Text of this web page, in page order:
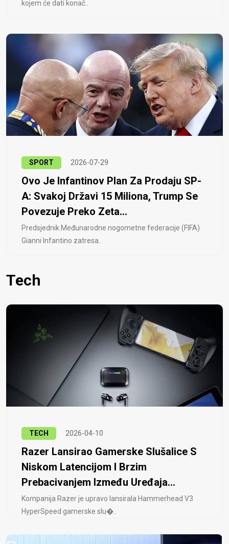
kojem će dati konač..
SPORT 2026-07-29
Ovo Je Infantinov Plan Za Prodaju SP-
A: Svakoj Državi 15 Miliona, Trump Se
Povezuje Preko Zeta...
Predsjednik Međunarodne nogometne federacije (FIFA)
Gianni Infantino zatresa..
Tech
TECH 2026-04-10
Razer Lansirao Gamerske Slušalice S
Niskom Latencijom I Brzim
Prebacivanjem Između Uređaja...
Kompanija Razer je upravo lansirala Hammerhead V3
HyperSpeed ​​gamerske slu�..